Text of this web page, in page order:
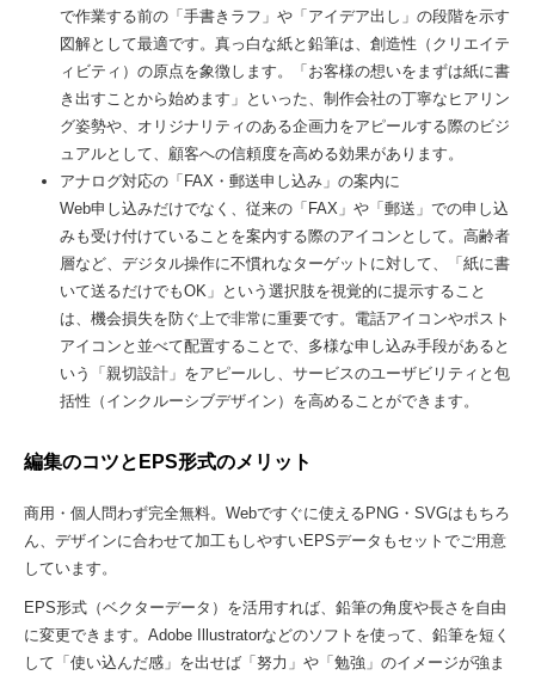
で作業する前の「手書きラフ」や「アイデア出し」の段階を示す
図解として最適です。真っ白な紙と鉛筆は、創造性（クリエイテ
ィビティ）の原点を象徴します。「お客様の想いをまずは紙に書
き出すことから始めます」といった、制作会社の丁寧なヒアリン
グ姿勢や、オリジナリティのある企画力をアピールする際のビジ
ュアルとして、顧客への信頼度を高める効果があります。
アナログ対応の「FAX・郵送申し込み」の案内に
Web申し込みだけでなく、従来の「FAX」や「郵送」での申し込
みも受け付けていることを案内する際のアイコンとして。高齢者
層など、デジタル操作に不慣れなターゲットに対して、「紙に書
いて送るだけでもOK」という選択肢を視覚的に提示すること
は、機会損失を防ぐ上で非常に重要です。電話アイコンやポスト
アイコンと並べて配置することで、多様な申し込み手段があると
いう「親切設計」をアピールし、サービスのユーザビリティと包
括性（インクルーシブデザイン）を高めることができます。
編集のコツとEPS形式のメリット
商用・個人問わず完全無料。Webですぐに使えるPNG・SVGはもちろ
ん、デザインに合わせて加工もしやすいEPSデータもセットでご用意
しています。
EPS形式（ベクターデータ）を活用すれば、鉛筆の角度や長さを自由
に変更できます。Adobe Illustratorなどのソフトを使って、鉛筆を短く
して「使い込んだ感」を出せば「努力」や「勉強」のイメージが強ま